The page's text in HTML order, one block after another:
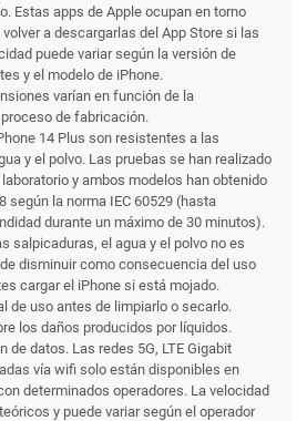
Estas apps de Apple ocupan en torno
volver a descargarlas del App Store si las
puede variar según la versión de
y el modelo de iPhone.
varían en función de la
de fabricación.
14 Plus son resistentes a las
y el polvo. Las pruebas se han realizado
y ambos modelos han obtenido
según la norma IEC 60529 (hasta
durante un máximo de 30 minutos).
salpicaduras, el agua y el polvo no es
disminuir como consecuencia del uso
cargar el iPhone si está mojado.
de uso antes de limpiarlo o secarlo.
los daños producidos por líquidos.
de datos. Las redes 5G, LTE Gigabit
vía wifi solo están disponibles en
determinados operadores. La velocidad
y puede variar según el operador